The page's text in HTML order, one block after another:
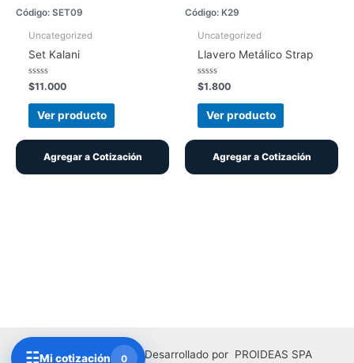
Código: SET09
Uncategorized
Set Kalani
Valorado
con
0
de
$11.000
Ver producto
Agregar a Cotización
Código: K29
Uncategorized
Llavero Metálico Strap
Valorado
con
0
de
$1.800
Ver producto
Agregar a Cotización
Copyright © 2026 | Desarrollado por PROIDEAS SPA
☷Mi cotización 0